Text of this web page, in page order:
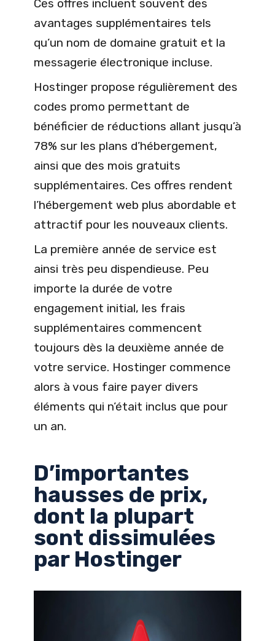
Ces offres incluent souvent des
avantages supplémentaires tels
qu’un nom de domaine gratuit et la
messagerie électronique incluse.
Hostinger propose régulièrement des
codes promo permettant de
bénéficier de réductions allant jusqu’à
78% sur les plans d’hébergement,
ainsi que des mois gratuits
supplémentaires. Ces offres rendent
l’hébergement web plus abordable et
attractif pour les nouveaux clients.
La première année de service est
ainsi très peu dispendieuse. Peu
importe la durée de votre
engagement initial, les frais
supplémentaires commencent
toujours dès la deuxième année de
votre service. Hostinger commence
alors à vous faire payer divers
éléments qui n’était inclus que pour
un an.
D’importantes
hausses de prix,
dont la plupart
sont dissimulées
par Hostinger